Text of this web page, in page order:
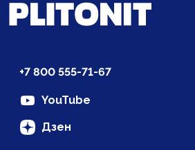
+7 800 555-71-67
YouTube
Дзен